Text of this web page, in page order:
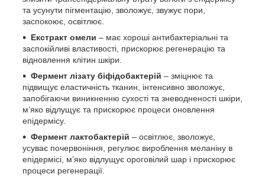
та усунути пігментацію, зволожує, звужує пори,
заспокоює, освітлює.
Екстракт омели – має хороші антибактеріальні та
заспокійливі властивості, прискорює регенерацію та
відновлення клітин шкіри.
Фермент лізату біфідобактерій – зміцнює та
підвищує еластичність тканин, інтенсивно зволожує,
запобігаючи виникненню сухості та зневодненості шкіри,
м’яко відлущує та прискорює процеси оновлення
епідермісу.
Фермент лактобактерій – освітлює, зволожує,
усуває почервоніння, регулює вироблення меланіну в
епідермісі, м’яко відлущує ороговілий шар і прискорює
процеси регенерації.